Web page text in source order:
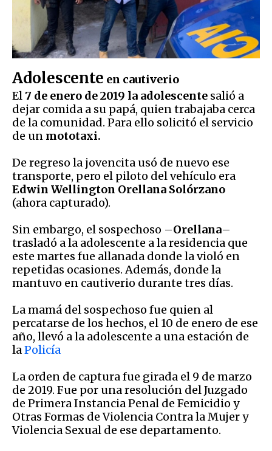
Adolescente en cautiverio
El7 de enero de 2019 la adolescente salió a
dejar comida a su papá, quien trabajaba cerca
de la comunidad. Para ello solicitó el servicio
de un mototaxi.
De regreso la jovencita usó de nuevo ese
transporte, pero el piloto del vehículo era
Edwin Wellington Orellana Solórzano
(ahora capturado).
Sin embargo, el sospechoso –Orellana–
trasladó a la adolescente a la residencia que
este martes fue allanada donde la violó en
repetidas ocasiones. Además, donde la
mantuvo en cautiverio durante tres días.
La mamá del sospechoso fue quien al
percatarse de los hechos, el 10 de enero de ese
año, llevó a la adolescente a una estación de
laPolicía
La orden de captura fue girada el 9 de marzo
de 2019. Fue por una resolución del Juzgado
de Primera Instancia Penal de Femicidio y
Otras Formas de Violencia Contra la Mujer y
Violencia Sexual de ese departamento.